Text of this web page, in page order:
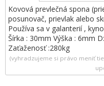
Kovová prevlečná spona
posunovač, prievlak alebo
Používa sa v galanterií ,
Šírka : 30mm Výška : 6mm
Zaťaženosť :280kg
(vyhradzujeme si právo meniť